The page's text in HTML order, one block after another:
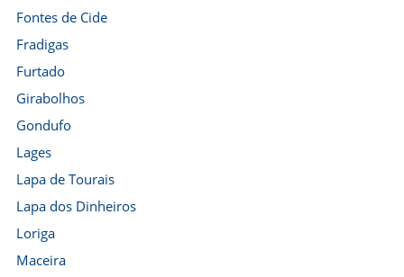
Fontes de Cide
Fradigas
Furtado
Girabolhos
Gondufo
Lages
Lapa de Tourais
Lapa dos Dinheiros
Loriga
Maceira